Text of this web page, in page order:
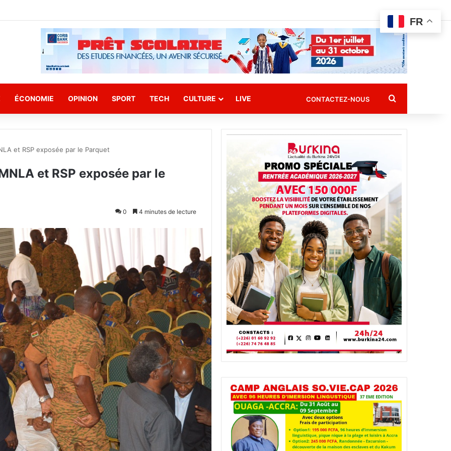
ÉCONOMIE OPINION SPORT TECH CULTURE LIVE CONTACTEZ-NOUS Rechercher
et RSP exposée par le Parquet
et RSP exposée par le
0 4 minutes de lecture
FR